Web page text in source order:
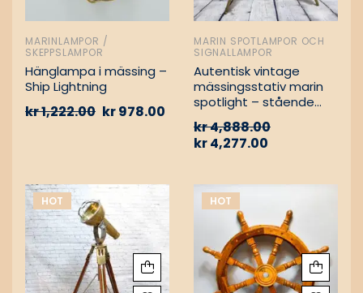
MARINLAMPOR /
SKEPPSLAMPOR
Hänglampa i mässing –
Ship Lightning
kr1,222.00 kr978.00
MARIN SPOTLAMPOR OCH
SIGNALLAMPOR
Autentisk vintage
mässingsstativ marin
spotlight – stående
kr4,888.00
kr4,277.00
HOT HOT